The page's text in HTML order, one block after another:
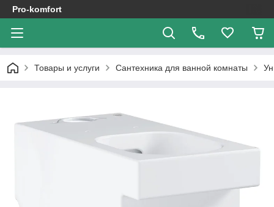
Pro-komfort
Товары и услуги Сантехника для ванной комнаты